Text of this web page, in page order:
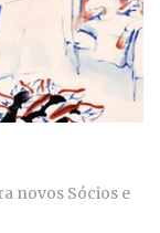
novos Sócios e